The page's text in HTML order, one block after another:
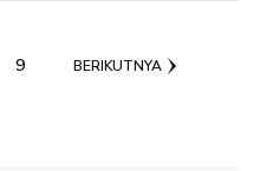
HALAMAN
9 BERIKUTNYA